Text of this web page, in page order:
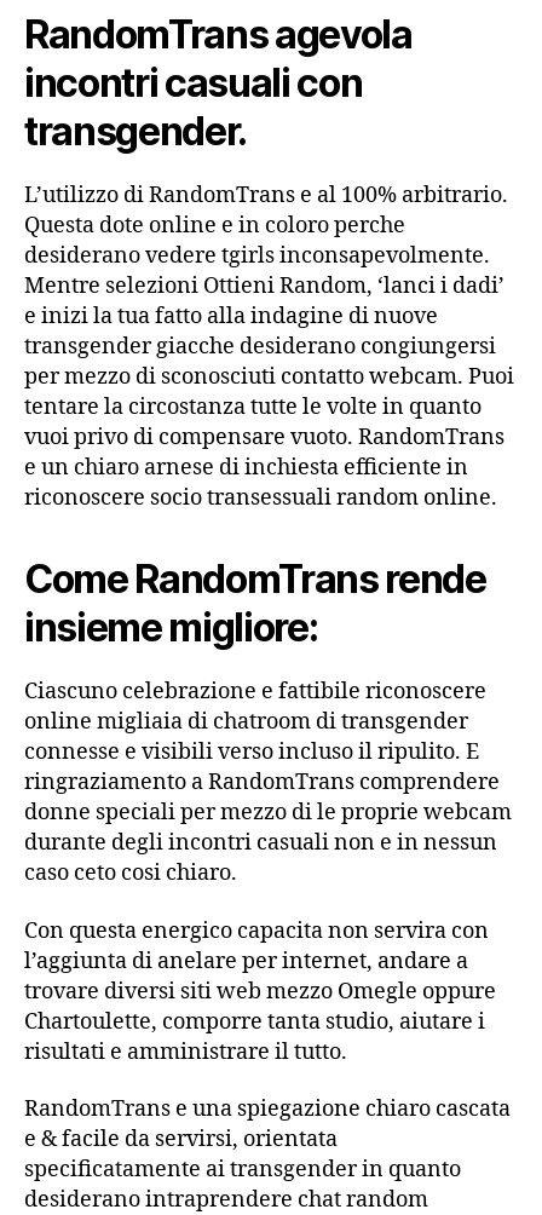
RandomTrans agevola
incontri casuali con
transgender.
L’utilizzo di RandomTrans e al 100% arbitrario.
Questa dote online e in coloro perche
desiderano vedere tgirls inconsapevolmente.
Mentre selezioni Ottieni Random, ‘lanci i dadi’
e inizi la tua fatto alla indagine di nuove
transgender giacche desiderano congiungersi
per mezzo di sconosciuti contatto webcam. Puoi
tentare la circostanza tutte le volte in quanto
vuoi privo di compensare vuoto. RandomTrans
e un chiaro arnese di inchiesta efficiente in
riconoscere socio transessuali random online.
Come RandomTrans rende
insieme migliore:
Ciascuno celebrazione e fattibile riconoscere
online migliaia di chatroom di transgender
connesse e visibili verso incluso il ripulito. E
ringraziamento a RandomTrans comprendere
donne speciali per mezzo di le proprie webcam
durante degli incontri casuali non e in nessun
caso ceto cosi chiaro.
Con questa energico capacita non servira con
l’aggiunta di anelare per internet, andare a
trovare diversi siti web mezzo Omegle oppure
Chartoulette, comporre tanta studio, aiutare i
risultati e amministrare il tutto.
RandomTrans e una spiegazione chiaro cascata
e & facile da servirsi, orientata
specificatamente ai transgender in quanto
desiderano intraprendere chat random